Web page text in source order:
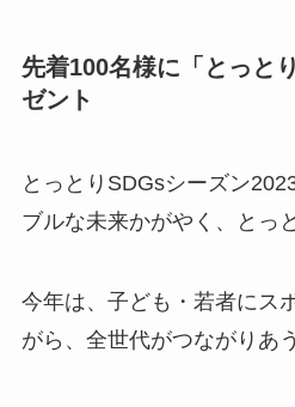
先着100名様に「とっと
ゼント
とっとりSDGsシーズン
ブルな未来かがやく、とっ
今年は、子ども・若者にス
がら、全世代がつながりあ